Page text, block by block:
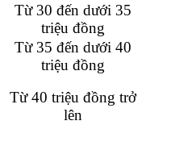
Từ 30 đến dưới 35
triệu đồng
Từ 35 đến dưới 40
triệu đồng
Từ 40 triệu đồng trở
lên